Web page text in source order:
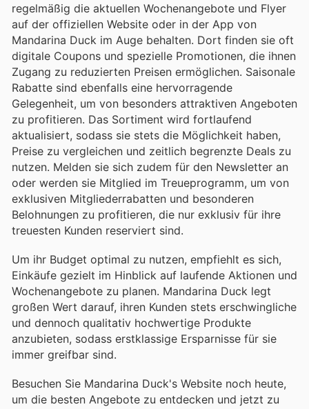
regelmäßig die aktuellen Wochenangebote und Flyer
auf der offiziellen Website oder in der App von
Mandarina Duck im Auge behalten. Dort finden sie oft
digitale Coupons und spezielle Promotionen, die ihnen
Zugang zu reduzierten Preisen ermöglichen. Saisonale
Rabatte sind ebenfalls eine hervorragende
Gelegenheit, um von besonders attraktiven Angeboten
zu profitieren. Das Sortiment wird fortlaufend
aktualisiert, sodass sie stets die Möglichkeit haben,
Preise zu vergleichen und zeitlich begrenzte Deals zu
nutzen. Melden sie sich zudem für den Newsletter an
oder werden sie Mitglied im Treueprogramm, um von
exklusiven Mitgliederrabatten und besonderen
Belohnungen zu profitieren, die nur exklusiv für ihre
treuesten Kunden reserviert sind.
Um ihr Budget optimal zu nutzen, empfiehlt es sich,
Einkäufe gezielt im Hinblick auf laufende Aktionen und
Wochenangebote zu planen. Mandarina Duck legt
großen Wert darauf, ihren Kunden stets erschwingliche
und dennoch qualitativ hochwertige Produkte
anzubieten, sodass erstklassige Ersparnisse für sie
immer greifbar sind.
Besuchen Sie Mandarina Duck's Website noch heute,
um die besten Angebote zu entdecken und jetzt zu